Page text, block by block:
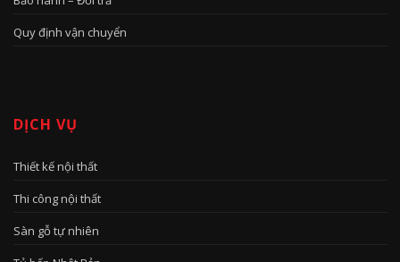
Quy định vận chuyển
DỊCH VỤ
Thiết kế nội thất
Thi công nội thất
Sàn gỗ tự nhiên